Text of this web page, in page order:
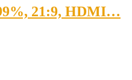
21:9, HDMI…